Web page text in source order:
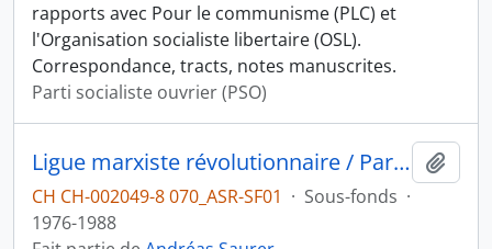
rapports avec Pour le communisme (PLC) et
l'Organisation socialiste libertaire (OSL).
Correspondance, tracts, notes manuscrites.
Parti socialiste ouvrier (PSO)
Ligue marxiste révolutionnaire / Parti socialiste ouvrier (Genève)
CH CH-002049-8 070_ASR-SF01 · Sous-fonds ·
1976-1988